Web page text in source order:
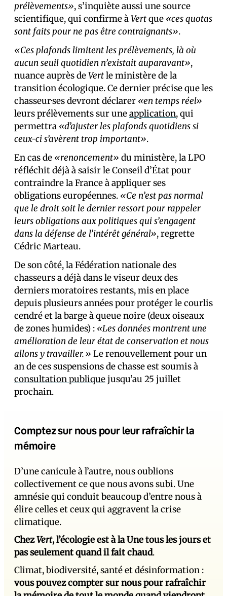
prélèvements», s’inquiète aussi une source
scientifique, qui confirme àVertque «ces quotas
sont faits pour ne pas être contraignants».
«Ces plafonds limitent les prélèvements, là où
aucun seuil quotidien n’existait auparavant»,
nuance auprès deVertle ministère de la
transition écologique. Ce dernier précise que les
chasseur·ses devront déclarer «en temps réel»
leurs prélèvements sur uneapplication, qui
permettra «d’ajuster les plafonds quotidiens si
ceux-ci s’avèrent trop important».
En cas de «renoncement» du ministère, la LPO
réfléchit déjà à saisir le Conseil d’État pour
contraindre la France à appliquer ses
obligations européennes. «Ce n’est pas normal
que le droit soit le dernier ressort pour rappeler
leurs obligations aux politiques qui s’engagent
dans la défense de l’intérêt général», regrette
Cédric Marteau.
De son côté, la Fédération nationale des
chasseurs a déjà dans le viseur deux des
derniers moratoires restants, mis en place
depuis plusieurs années pour protéger le courlis
cendré et la barge à queue noire (deux oiseaux
de zones humides) : «Les données montrent une
amélioration de leur état de conservation et nous
allons y travailler.» Le renouvellement pour un
an de ces suspensions de chasse est soumis à
consultation publiquejusqu’au 25 juillet
prochain.
Comptez sur nous pour leur rafraîchir la
mémoire
D’une canicule à l’autre, nous oublions
collectivement ce que nous avons subi. Une
amnésie qui conduit beaucoup d’entre nous à
élire celles et ceux qui aggravent la crise
climatique.
ChezVert, l’écologie est à la Une tous les jours et
pas seulement quand il fait chaud.
Climat, biodiversité, santé et désinformation :
vous pouvez compter sur nous pour rafraîchir